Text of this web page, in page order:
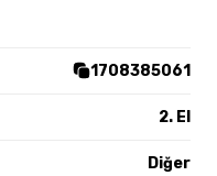
1708385061
2. El
Diğer